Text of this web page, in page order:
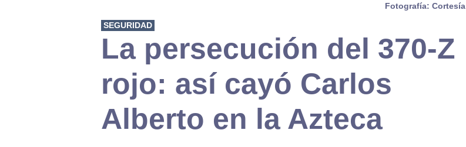
Fotografía: Cortesía
SEGURIDAD
La persecución del 370-Z
rojo: así cayó Carlos
Alberto en la Azteca